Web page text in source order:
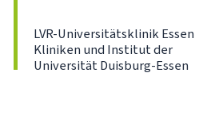
LVR-Universitätsklinik Essen
Kliniken und Institut der
Universität Duisburg-Essen